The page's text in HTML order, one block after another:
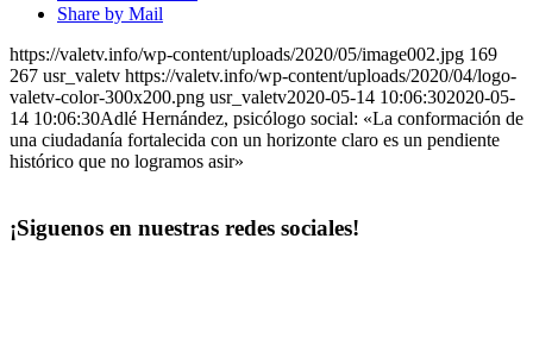
Share by Mail
https://valetv.info/wp-content/uploads/2020/05/image002.jpg 169
267 usr_valetv https://valetv.info/wp-content/uploads/2020/04/logo-
valetv-color-300x200.png usr_valetv2020-05-14 10:06:302020-05-
14 10:06:30Adlé Hernández, psicólogo social: «La conformación de
una ciudadanía fortalecida con un horizonte claro es un pendiente
histórico que no logramos asir»
¡Siguenos en nuestras redes sociales!